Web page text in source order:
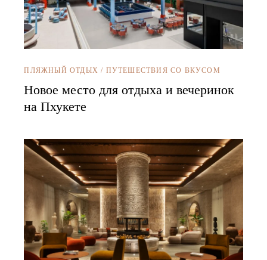
ПЛЯЖНЫЙ ОТДЫХ / ПУТЕШЕСТВИЯ СО ВКУСОМ
Новое место для отдыха и вечеринок
на Пхукете